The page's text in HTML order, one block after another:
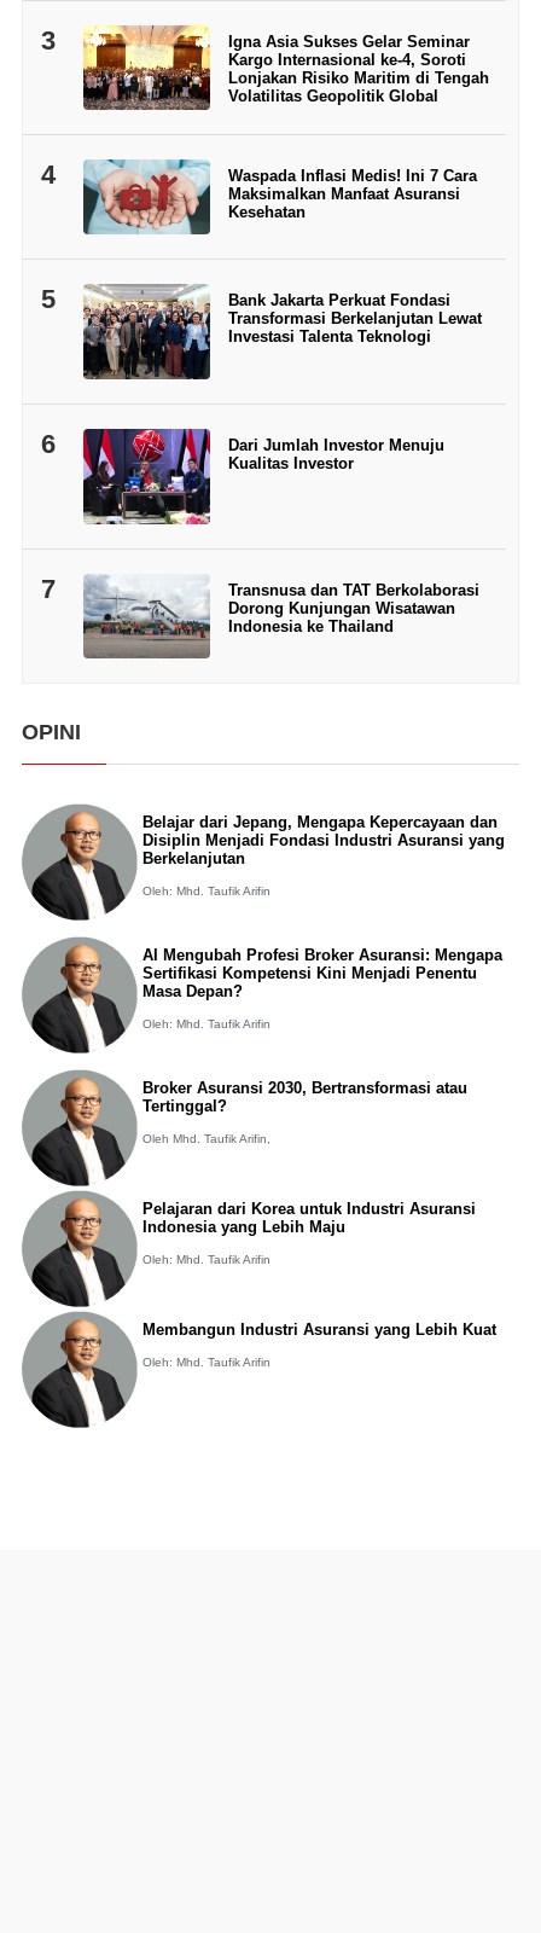
3
Igna Asia Sukses Gelar Seminar
Kargo Internasional ke-4, Soroti
Lonjakan Risiko Maritim di Tengah
Volatilitas Geopolitik Global
4
Waspada Inflasi Medis! Ini 7 Cara
Maksimalkan Manfaat Asuransi
Kesehatan
5
Bank Jakarta Perkuat Fondasi
Transformasi Berkelanjutan Lewat
Investasi Talenta Teknologi
6
Dari Jumlah Investor Menuju
Kualitas Investor
7
Transnusa dan TAT Berkolaborasi
Dorong Kunjungan Wisatawan
Indonesia ke Thailand
OPINI
Belajar dari Jepang, Mengapa Kepercayaan dan
Disiplin Menjadi Fondasi Industri Asuransi yang
Berkelanjutan
Oleh: Mhd. Taufik Arifin
AI Mengubah Profesi Broker Asuransi: Mengapa
Sertifikasi Kompetensi Kini Menjadi Penentu
Masa Depan?
Oleh: Mhd. Taufik Arifin
Broker Asuransi 2030, Bertransformasi atau
Tertinggal?
Oleh Mhd. Taufik Arifin,
Pelajaran dari Korea untuk Industri Asuransi
Indonesia yang Lebih Maju
Oleh: Mhd. Taufik Arifin
Membangun Industri Asuransi yang Lebih Kuat
Oleh: Mhd. Taufik Arifin